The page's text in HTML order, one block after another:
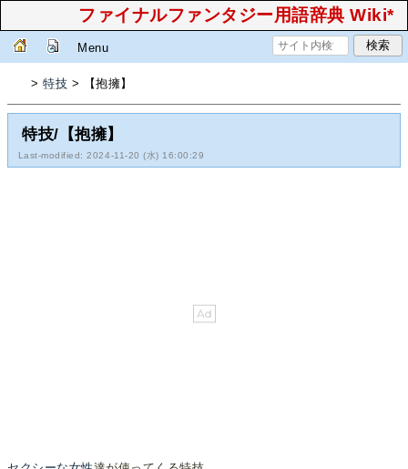
ファイナルファンタジー用語辞典 Wiki*
Menu
>特技 > 【抱擁】
特技/【抱擁】
Last-modified: 2024-11-20 (水) 16:00:29